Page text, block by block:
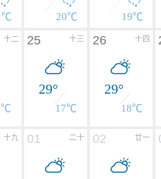
20℃ 19℃
十二 十三
25
29°
17℃
十四
26
29°
18℃
十九 二十
01 廿一
02